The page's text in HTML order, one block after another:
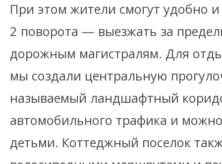
При этом жители смогут удобно
2 поворота — выезжать за
дорожным магистралям. Для
мы создали центральную
называемый ландшафтный
автомобильного трафика и
детьми. Коттеджный поселок